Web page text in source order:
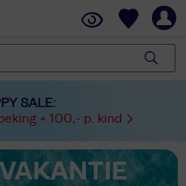
SALE:
+ 100,- p. kind